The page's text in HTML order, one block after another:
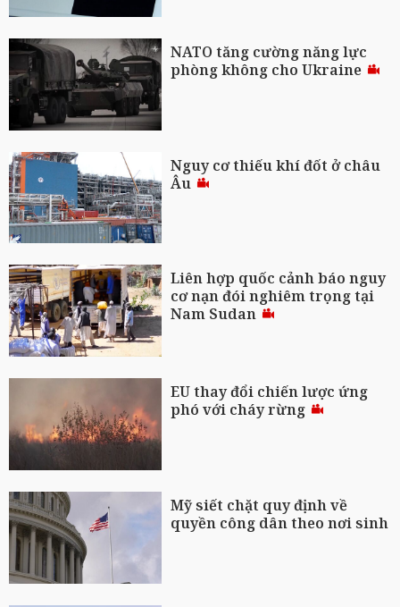
NATO tăng cường năng lực
phòng không cho Ukraine
Nguy cơ thiếu khí đốt ở châu
Âu
Liên hợp quốc cảnh báo nguy
cơ nạn đói nghiêm trọng tại
Nam Sudan
EU thay đổi chiến lược ứng
phó với cháy rừng
Mỹ siết chặt quy định về
quyền công dân theo nơi sinh